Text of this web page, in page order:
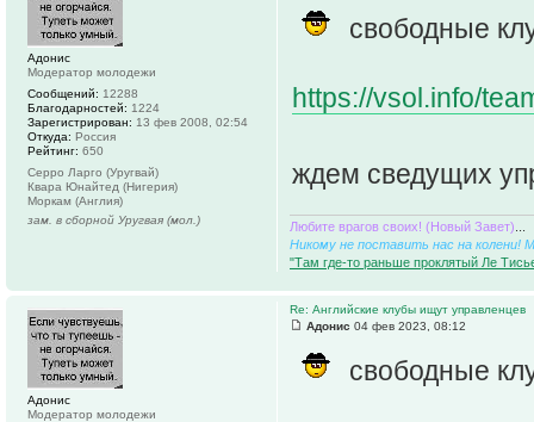
свободные
https://vsol.info/
ждем сведущих
Любите врагов своих! (Новый Завет)
Никому не поставить нас на колени!
"Там где-то раньше проклятый Ле
Адонис
Модератор молодежи
Сообщений: 12288
Благодарностей: 1224
Зарегистрирован: 13 фев 2008, 02:54
Откуда: Россия
Рейтинг: 650
Серро Ларго (Уругвай)
Квара Юнайтед (Нигерия)
Моркам (Англия)
зам. в сборной Уругвая (мол.)
Re: Английские клубы ищут управленцев
Адонис 04 фев 2023, 08:12
свободные
Адонис
Модератор молодежи